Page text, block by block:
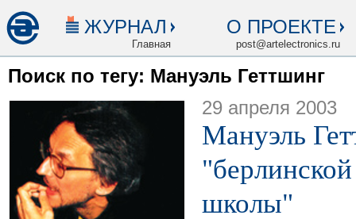
ЖУРНАЛ
Главная
О ПРОЕКТЕ
post@artelectronics.ru
Поиск по тегу: Мануэль Геттшинг
29 апреля 2003
Мануэль
школы"